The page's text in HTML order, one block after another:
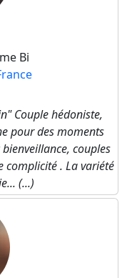
Bi
Couple hédoniste,
pour des moments
couples
complicité . La variété
(...)